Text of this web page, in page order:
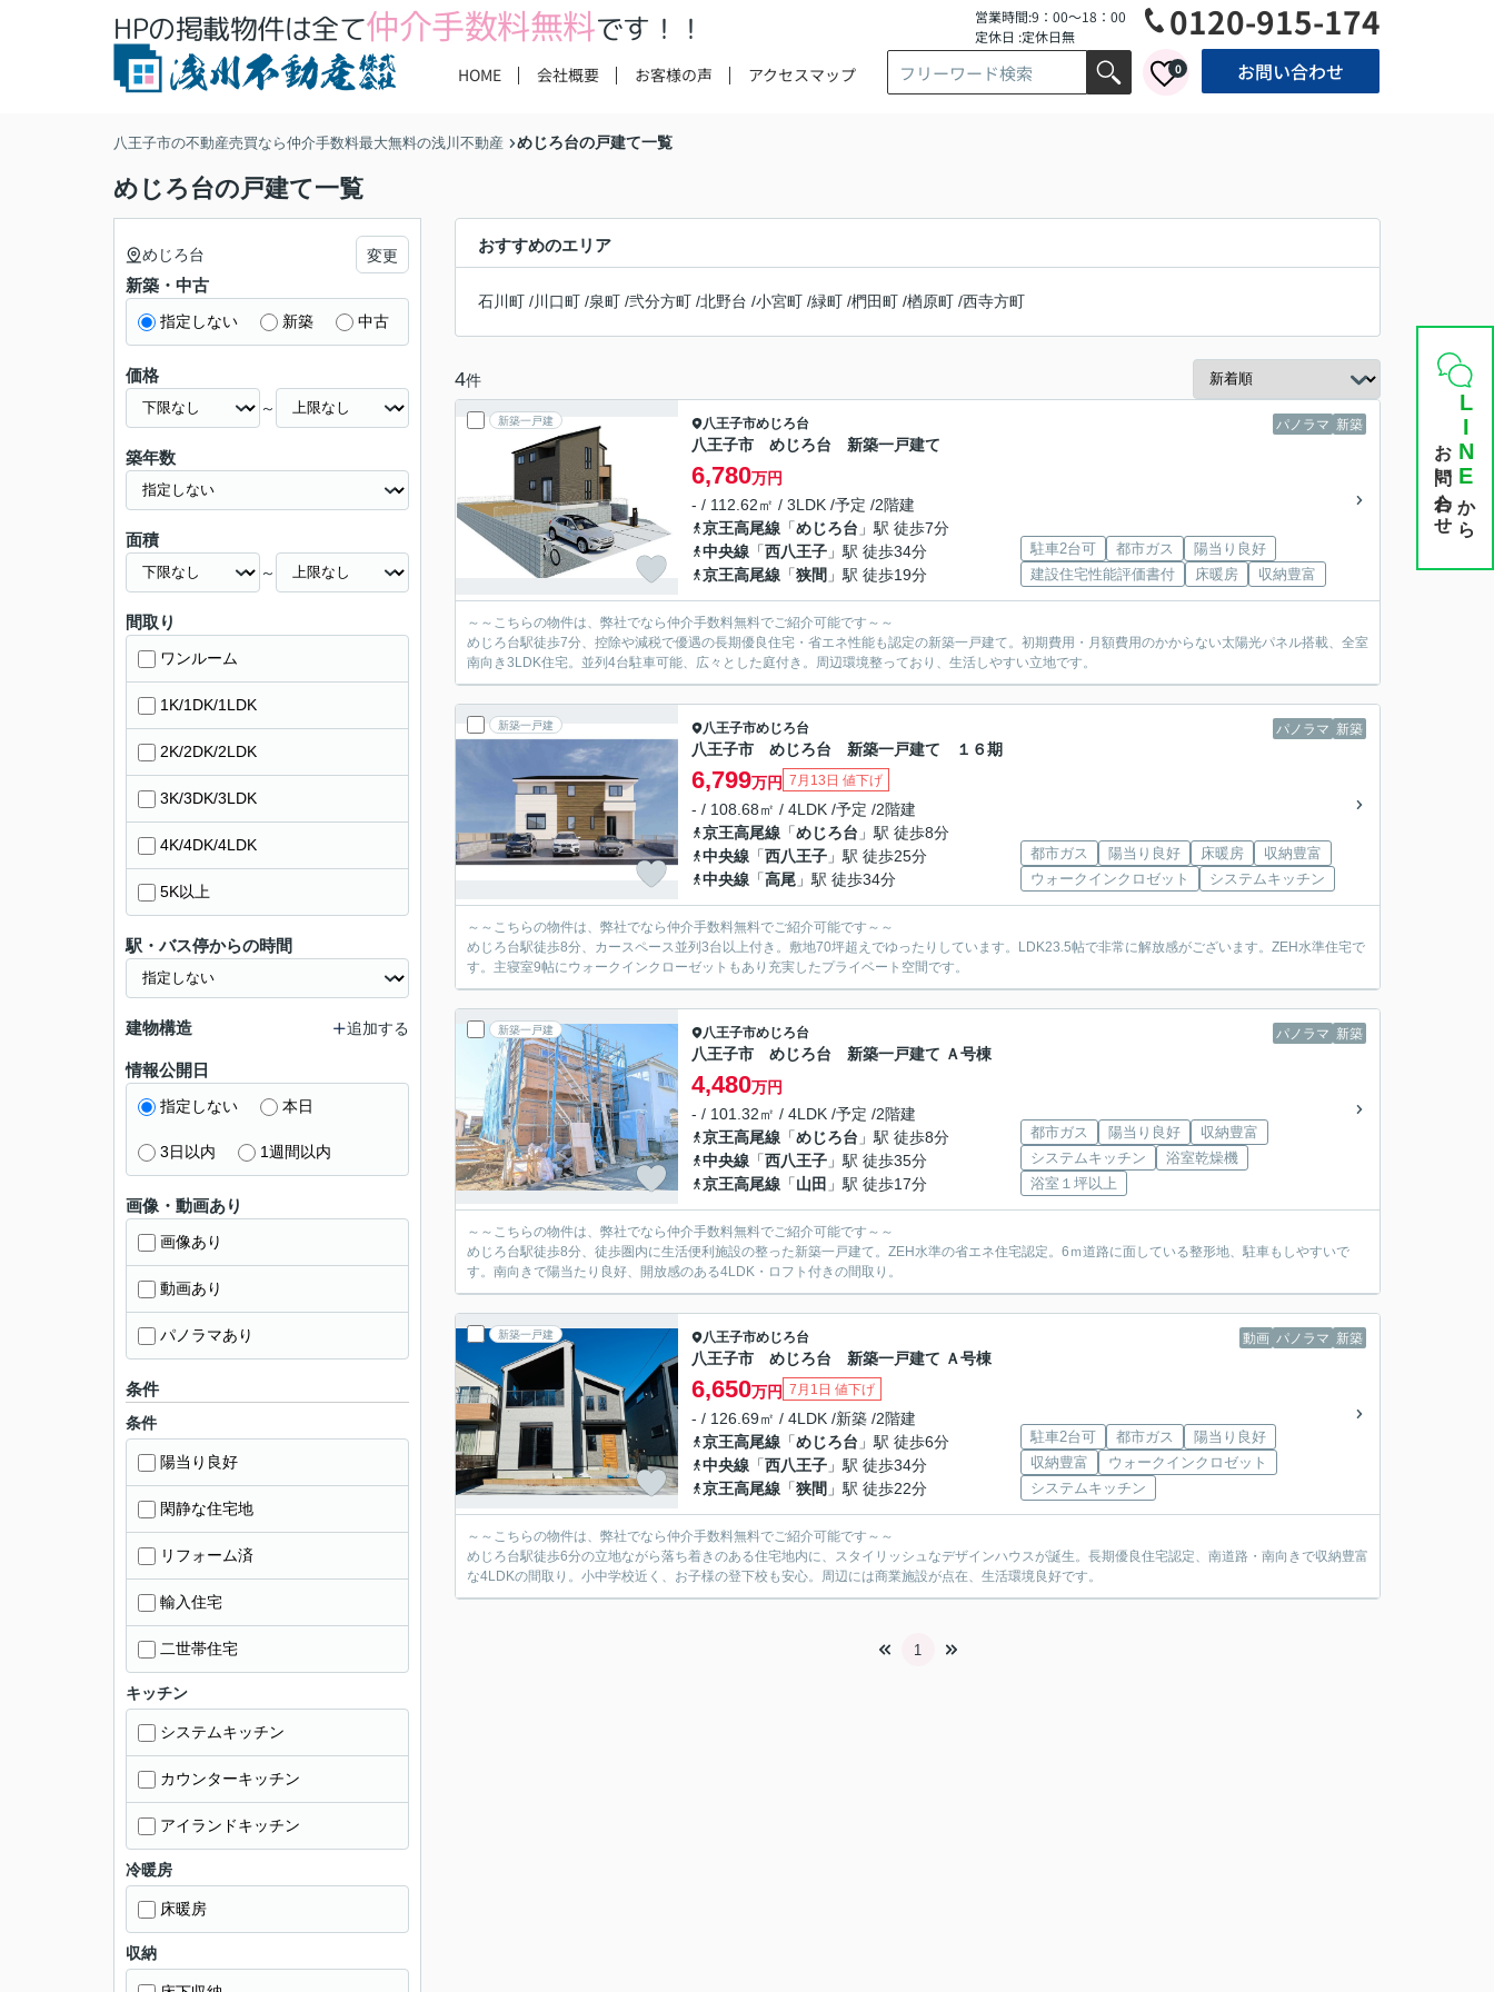
LINE
から
お問い合わせ
HPの掲載物件は全て仲介手数料無料です！！
営業時間:9：00～18：00
定休日 :定休日無
0120-915-174
HOME 会社概要 お客様の声 アクセスマップ 0 お問い合わせ
八王子市の不動産売買なら仲介手数料最大無料の浅川不動産 めじろ台の戸建て一覧
めじろ台の戸建て一覧
おすすめのエリア
石川町 /川口町 /泉町 /弐分方町 /北野台 /小宮町 /緑町 /椚田町 /楢原町 /西寺方町
4件
新築一戸建 パノラマ 新築
八王子市めじろ台
八王子市 めじろ台 新築一戸建て
6,780万円
- / 112.62㎡ / 3LDK /予定 /2階建
京王高尾線 「めじろ台 」駅 徒歩7分
中央線 「西八王子 」駅 徒歩34分
京王高尾線 「狭間 」駅 徒歩19分
駐車2台可 都市ガス
陽当り良好
建設住宅性能評価書付
床暖房 収納豊富
～～こちらの物件は、弊社でなら仲介手数料無料でご紹介可能です～～
めじろ台駅徒歩7分、控除や減税で優遇の長期優良住宅・省エネ性能も認定の新築一戸建て。初期費用・月額費用のかからない太陽光パネル搭載、全室
南向き3LDK住宅。並列4台駐車可能、広々とした庭付き。周辺環境整っており、生活しやすい立地です。
新築一戸建 パノラマ 新築
八王子市めじろ台
八王子市 めじろ台 新築一戸建て １６期
6,799万円 7月13日 値下げ
- / 108.68㎡ / 4LDK /予定 /2階建
京王高尾線 「めじろ台 」駅 徒歩8分
中央線 「西八王子 」駅 徒歩25分
中央線 「高尾 」駅 徒歩34分
都市ガス 陽当り良好 床暖房
収納豊富
ウォークインクロゼット
システムキッチン
～～こちらの物件は、弊社でなら仲介手数料無料でご紹介可能です～～
めじろ台駅徒歩8分、カースペース並列3台以上付き。敷地70坪超えでゆったりしています。LDK23.5帖で非常に解放感がございます。ZEH水準住宅で
す。主寝室9帖にウォークインクローゼットもあり充実したプライベート空間です。
新築一戸建 パノラマ 新築
八王子市めじろ台
八王子市 めじろ台 新築一戸建て Ａ号棟
4,480万円
- / 101.32㎡ / 4LDK /予定 /2階建
京王高尾線 「めじろ台 」駅 徒歩8分
中央線 「西八王子 」駅 徒歩35分
京王高尾線 「山田 」駅 徒歩17分
都市ガス 陽当り良好
収納豊富
システムキッチン
浴室乾燥機
浴室１坪以上
～～こちらの物件は、弊社でなら仲介手数料無料でご紹介可能です～～
めじろ台駅徒歩8分、徒歩圏内に生活便利施設の整った新築一戸建て。ZEH水準の省エネ住宅認定。6ｍ道路に面している整形地、駐車もしやすいで
す。南向きで陽当たり良好、開放感のある4LDK・ロフト付きの間取り。
新築一戸建 動画 パノラマ 新築
八王子市めじろ台
八王子市 めじろ台 新築一戸建て Ａ号棟
6,650万円 7月1日 値下げ
- / 126.69㎡ / 4LDK /新築 /2階建
京王高尾線 「めじろ台 」駅 徒歩6分
中央線 「西八王子 」駅 徒歩34分
京王高尾線 「狭間 」駅 徒歩22分
駐車2台可 都市ガス
陽当り良好
収納豊富
ウォークインクロゼット
システムキッチン
～～こちらの物件は、弊社でなら仲介手数料無料でご紹介可能です～～
めじろ台駅徒歩6分の立地ながら落ち着きのある住宅地内に、スタイリッシュなデザインハウスが誕生。長期優良住宅認定、南道路・南向きで収納豊富
な4LDKの間取り。小中学校近く、お子様の登下校も安心。周辺には商業施設が点在、生活環境良好です。
1
めじろ台 変更
新築・中古
指定しない 新築 中古
価格
～
築年数
面積
～
間取り
ワンルーム
1K/1DK/1LDK
2K/2DK/2LDK
3K/3DK/3LDK
4K/4DK/4LDK
5K以上
駅・バス停からの時間
建物構造 追加する
情報公開日
指定しない 本日
3日以内 1週間以内
画像・動画あり
画像あり
動画あり
パノラマあり
条件
条件
陽当り良好
閑静な住宅地
リフォーム済
輸入住宅
二世帯住宅
キッチン
システムキッチン
カウンターキッチン
アイランドキッチン
冷暖房
床暖房
収納